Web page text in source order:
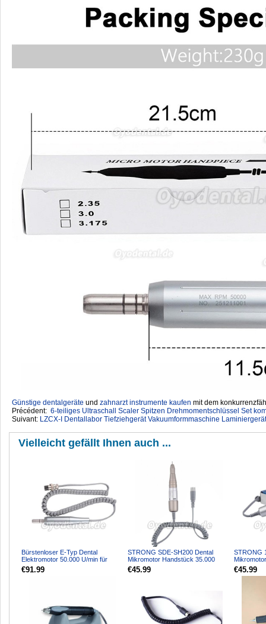
Günstige dentalgeräte ‎ und zahnarzt instrumente kaufen mit dem
Précédent: 6-teiliges Ultraschall Scaler Spitzen Drehmomentschlüssel Set
Suivant: LZCX-I Dentallabor Tiefziehgerät Vakuumformmaschine Laminiergerät
Vielleicht gefällt Ihnen auch ...
Bürstenloser E-Typ Dental
Elektromotor 50.000 U/min für
Winkelstück und Geradhan...
€91.99
STRONG SDE-SH200 Dental
Mikromotor Handstück 35.000
U/min 2,35 mm
€45.99
STRONG
U/min
€45.99